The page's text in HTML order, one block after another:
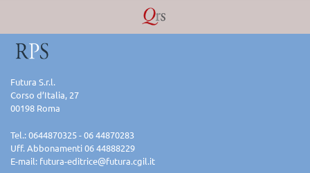
Futura S.r.l.
Corso d’Italia, 27
00198 Roma
Tel.: 0644870325 - 06 44870283
Uff. Abbonamenti 06 44888229
E-mail: futura-editrice@futura.cgil.it